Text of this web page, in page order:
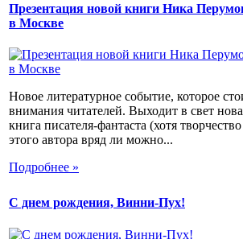
Презентация новой книги Ника
в Москве
Новое литературное событие, которое
внимания читателей. Выходит в свет
книга писателя-фантаста (хотя творчество
этого автора вряд ли можно...
Подробнее »
С днем рождения, Винни-Пух!